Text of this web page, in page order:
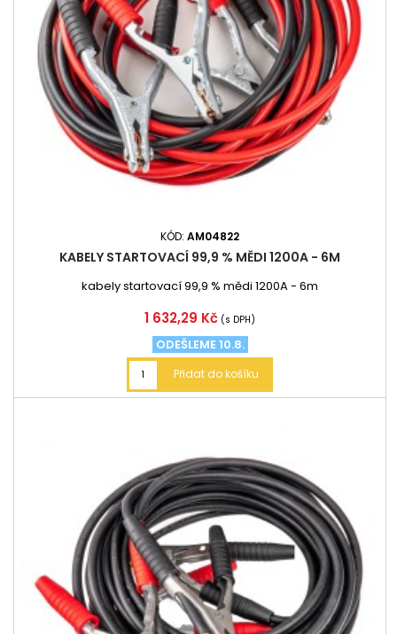
KÓD: AM04822
KABELY STARTOVACÍ 99,9 % MĚDI 1200A - 6M
kabely startovací 99,9 % mědi 1200A - 6m
Cena
1 632,29 Kč (s DPH)
ODEŠLEME 10.8.
Přidat do košíku